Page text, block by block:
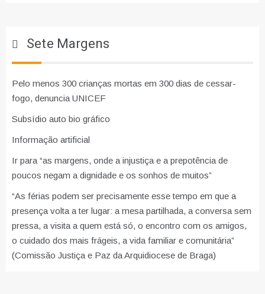
Sete Margens
Pelo menos 300 crianças mortas em 300 dias de cessar-
fogo, denuncia UNICEF
Subsídio auto bio gráfico
Informação artificial
Ir para “as margens, onde a injustiça e a prepotência de
poucos negam a dignidade e os sonhos de muitos”
“As férias podem ser precisamente esse tempo em que a
presença volta a ter lugar: a mesa partilhada, a conversa sem
pressa, a visita a quem está só, o encontro com os amigos,
o cuidado dos mais frágeis, a vida familiar e comunitária”
(Comissão Justiça e Paz da Arquidiocese de Braga)